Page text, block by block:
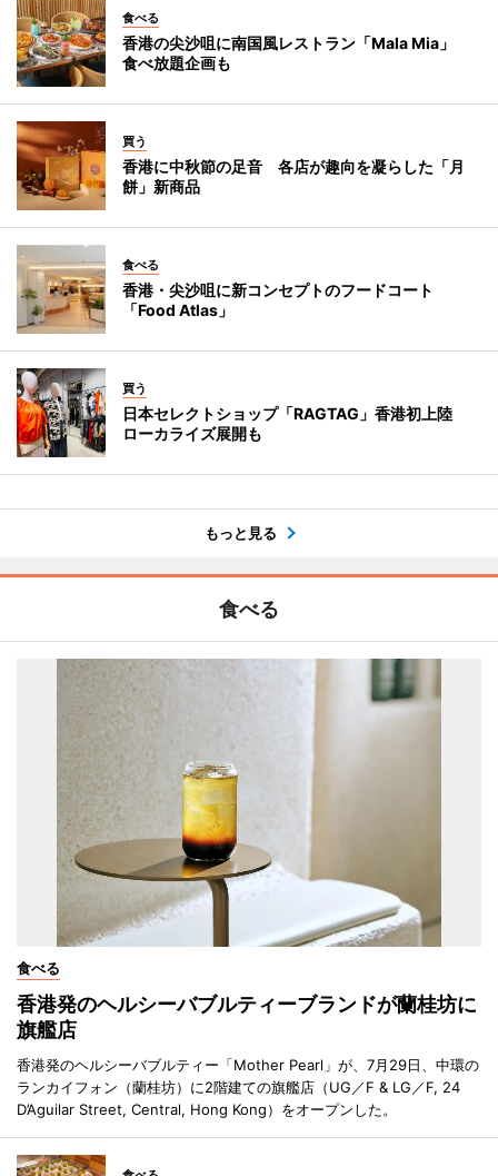
食べる
香港の尖沙咀に南国風レストラン「Mala Mia」
食べ放題企画も
買う
香港に中秋節の足音 各店が趣向を凝らした「月
餅」新商品
食べる
香港・尖沙咀に新コンセプトのフードコート
「Food Atlas」
買う
日本セレクトショップ「RAGTAG」香港初上陸
ローカライズ展開も
もっと見る
食べる
食べる
香港発のヘルシーバブルティーブランドが蘭桂坊に
旗艦店
香港発のヘルシーバブルティー「Mother Pearl」が、7月29日、中環の
ランカイフォン（蘭桂坊）に2階建ての旗艦店（UG／F & LG／F, 24
D’Aguilar Street, Central, Hong Kong）をオープンした。